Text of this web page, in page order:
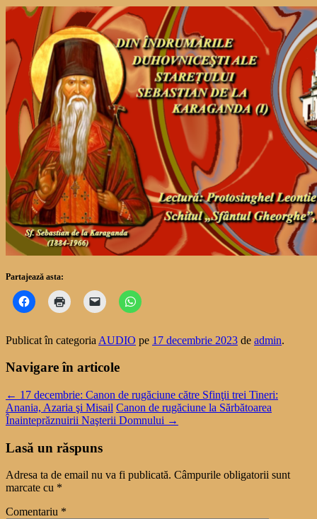
Partajează asta:
Publicat în categoria AUDIO pe 17 decembrie 2023 de admin.
Navigare în articole
← 17 decembrie: Canon de rugăciune către Sfinţii trei Tineri:
Anania, Azaria şi Misail Canon de rugăciune la Sărbătoarea
Înainteprăznuirii Naşterii Domnului →
Lasă un răspuns
Adresa ta de email nu va fi publicată. Câmpurile obligatorii sunt
marcate cu *
Comentariu *